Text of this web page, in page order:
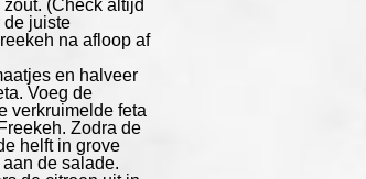
(Check altijd
de juiste
na afloop af
en halveer
Voeg de
verkruimelde feta
Zodra de
helft in grove
de salade.